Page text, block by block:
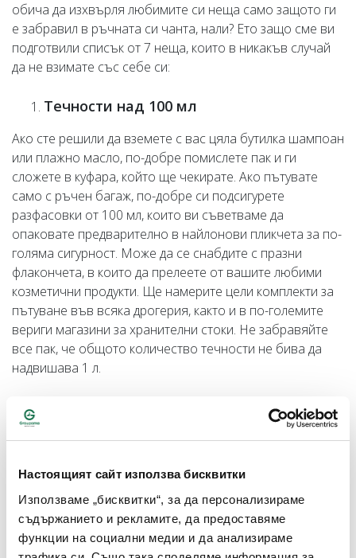
Настоящият сайт използва бисквитки
Използваме „бисквитки“, за да персонализираме
съдържанието и рекламите, да предоставяме
функции на социални медии и да анализираме
обича да изхвърля любимите си неща само защото ги
е забравил в ръчната си чанта, нали? Ето защо сме ви
подготвили списък от 7 неща, които в никакъв случай
да не взимате със себе си:
Течности над 100 мл
Ако сте решили да вземете с вас цяла бутилка шампоан
или плажно масло, по-добре помислете пак и ги
сложете в куфара, който ще чекирате. Ако пътувате
само с ръчен багаж, по-добре си подсигурете
разфасовки от 100 мл, които ви съветваме да
опаковате предварително в найлонови пликчета за по-
голяма сигурност. Може да се снабдите с празни
флакончета, в които да прелеете от вашите любими
козметични продукти. Ще намерите цели комплекти за
пътуване във всяка дрогерия, както и в по-големите
вериги магазини за хранителни стоки. Не забравяйте
все пак, че общото количество течности не бива да
надвишава 1 л.
Ако и вие сте от хората, които носят навсякъде със
решили да се подсигурите и с резервни батерии. Но не
забравяйте, че те не са разрешени за пренасяне в
ръчния багаж от повечето авиолинии, а и на почти
всяко летище има магазин, от който може да закупите
нови при необходимост.